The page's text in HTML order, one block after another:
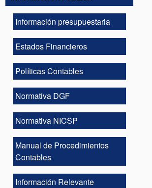
Información presupuestaria
Estados Financieros
Políticas Contables
Normativa DGF
Normativa NICSP
Manual de Procedimientos
Contables
Información Relevante